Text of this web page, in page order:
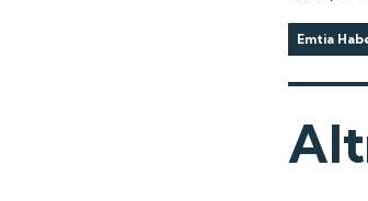
Emtia